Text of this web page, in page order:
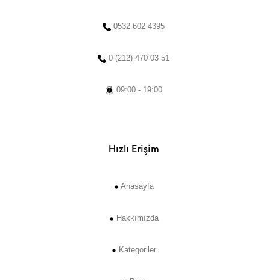
0532 602 4395
0 (212) 470 03 51
09:00 - 19:00
Hızlı Erişim
Anasayfa
Hakkımızda
Kategoriler